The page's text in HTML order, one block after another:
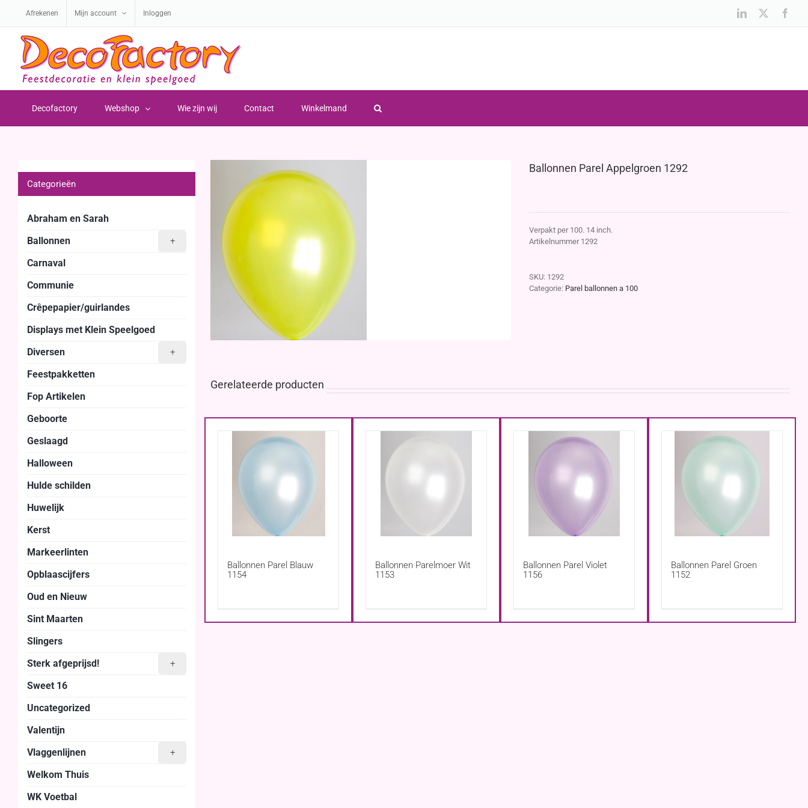
inhoud
Afrekenen Mijn account Inloggen LinkedIn
Decofactory Webshop Wie zijn wij Contact Winkelmand
Ballonnen Parel Appelgroen 1292
Verpakt per 100. 14 inch.
Artikelnummer 1292
SKU: 1292
Categorie: Parel ballonnen a 100
Gerelateerde producten
Ballonnen Parel Blauw
1154
Ballonnen Parelmoer Wit
1153
Ballonnen Parel Violet
1156
Ballonnen Parel Groen
1152
Categorieën
Abraham en Sarah
+
Ballonnen
Carnaval
Communie
Crêpepapier/guirlandes
Displays met Klein Speelgoed
+
Diversen
Feestpakketten
Fop Artikelen
Geboorte
Geslaagd
Halloween
Hulde schilden
Huwelijk
Kerst
Markeerlinten
Opblaascijfers
Oud en Nieuw
Sint Maarten
Slingers
+
Sterk afgeprijsd!
Sweet 16
Uncategorized
Valentijn
+
Vlaggenlijnen
Welkom Thuis
WK Voetbal